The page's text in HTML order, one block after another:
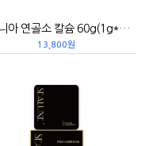
암모니아 연골소 칼슘 60g(1g*60알) 氨糖软骨素加钙片
13,800원